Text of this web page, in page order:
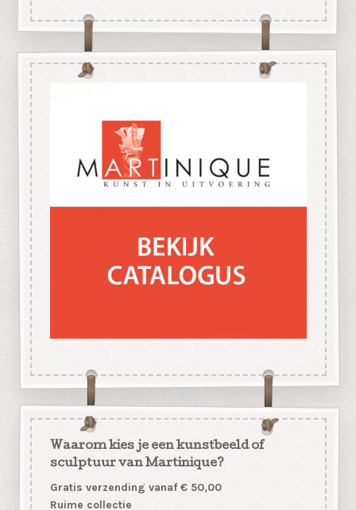
Waarom kies je een kunstbeeld of
sculptuur van Martinique?
Gratis verzending vanaf € 50,00
Ruime collectie